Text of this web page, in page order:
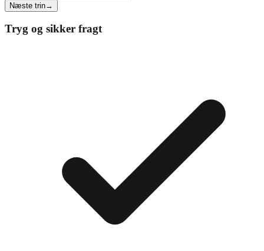
Næste trin→
Tryg og sikker fragt